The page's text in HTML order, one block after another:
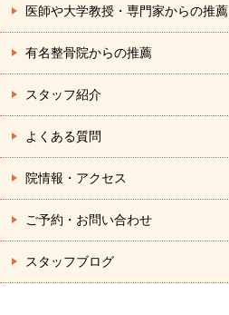
医師や大学教授・専門家からの推薦
有名整骨院からの推薦
スタッフ紹介
よくある質問
院情報・アクセス
ご予約・お問い合わせ
スタッフブログ